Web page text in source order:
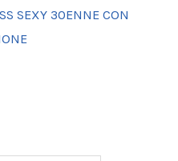
SEXY 30ENNE CON